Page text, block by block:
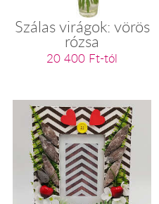
Szálas virágok: vörös
rózsa
20 400 Ft-tól